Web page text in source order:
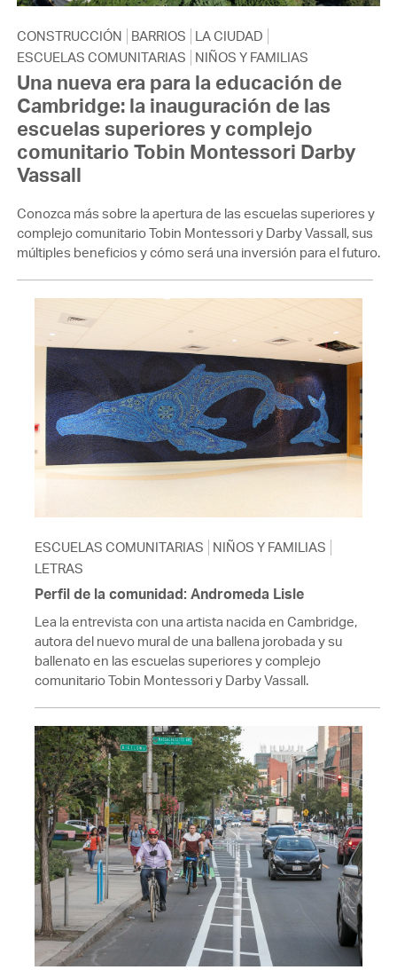
CONSTRUCCIÓN BARRIOS
LA CIUDAD
ESCUELAS COMUNITARIAS
NIÑOS Y FAMILIAS
Una nueva era para la educación de
Cambridge: la inauguración de las
escuelas superiores y complejo
comunitario Tobin Montessori Darby
Vassall
Conozca más sobre la apertura de las escuelas superiores y
complejo comunitario Tobin Montessori y Darby Vassall, sus
múltiples beneficios y cómo será una inversión para el futuro.
ESCUELAS COMUNITARIAS
NIÑOS Y FAMILIAS
LETRAS
Perfil de la comunidad: Andromeda Lisle
Lea la entrevista con una artista nacida en Cambridge,
autora del nuevo mural de una ballena jorobada y su
ballenato en las escuelas superiores y complejo
comunitario Tobin Montessori y Darby Vassall.